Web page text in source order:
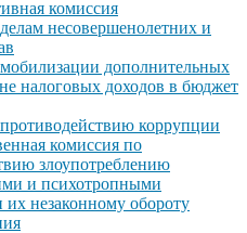
комиссия
несовершенолетних и
дополнительных
налоговых доходов в бюджет
коррупции
комиссия по
злоупотреблению
и психотропными
их незаконному обороту